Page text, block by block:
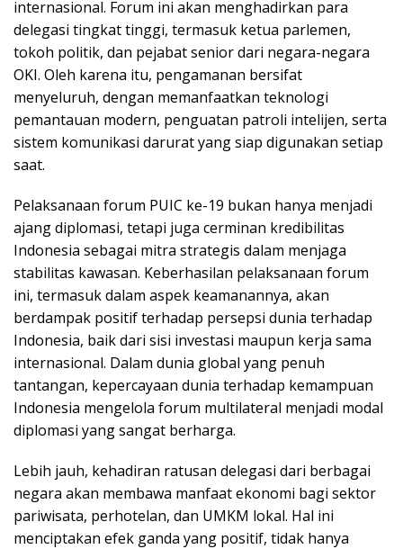
internasional. Forum ini akan menghadirkan para
delegasi tingkat tinggi, termasuk ketua parlemen,
tokoh politik, dan pejabat senior dari negara-negara
OKI. Oleh karena itu, pengamanan bersifat
menyeluruh, dengan memanfaatkan teknologi
pemantauan modern, penguatan patroli intelijen, serta
sistem komunikasi darurat yang siap digunakan setiap
saat.
Pelaksanaan forum PUIC ke-19 bukan hanya menjadi
ajang diplomasi, tetapi juga cerminan kredibilitas
Indonesia sebagai mitra strategis dalam menjaga
stabilitas kawasan. Keberhasilan pelaksanaan forum
ini, termasuk dalam aspek keamanannya, akan
berdampak positif terhadap persepsi dunia terhadap
Indonesia, baik dari sisi investasi maupun kerja sama
internasional. Dalam dunia global yang penuh
tantangan, kepercayaan dunia terhadap kemampuan
Indonesia mengelola forum multilateral menjadi modal
diplomasi yang sangat berharga.
Lebih jauh, kehadiran ratusan delegasi dari berbagai
negara akan membawa manfaat ekonomi bagi sektor
pariwisata, perhotelan, dan UMKM lokal. Hal ini
menciptakan efek ganda yang positif, tidak hanya